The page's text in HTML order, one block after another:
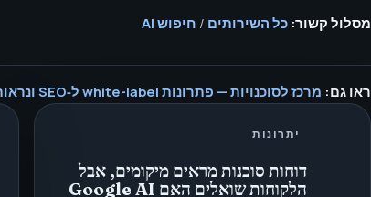
מסלול קשור: כל השירותים / חיפוש AI
ראו גם: מרכז לסוכנויות — פתרונות white-label ל‑SEO ונראות באמצעות בינה מלאכותית.
יתרונות
דוחות סוכנות מראים מיקומים, אבל
הלקוחות שואלים האם Google AI